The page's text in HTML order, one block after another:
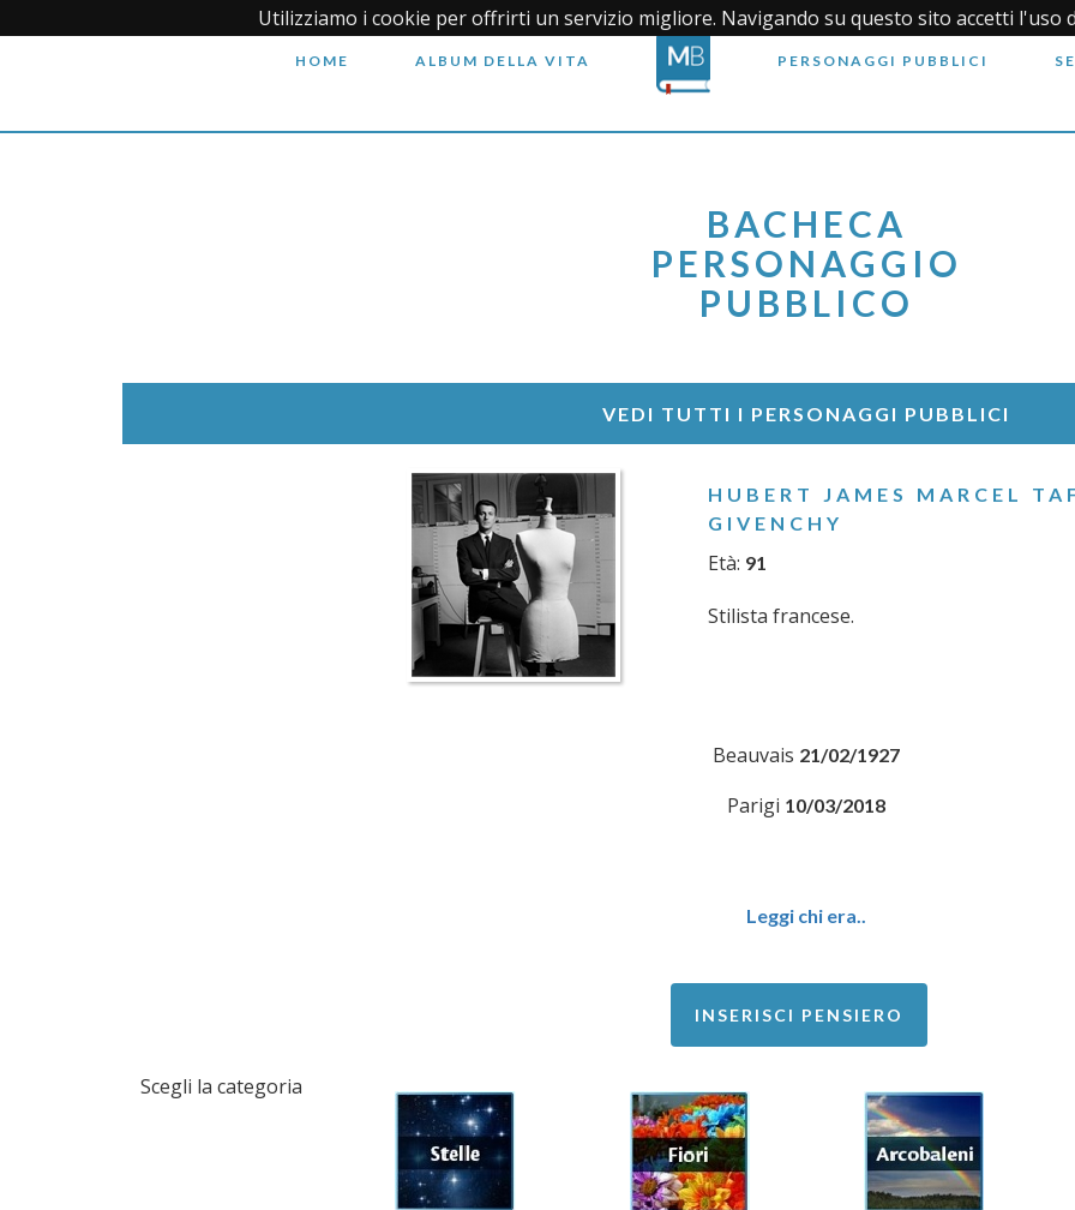
Utilizziamo i cookie per offrirti un servizio migliore. Navigando su questo sito accetti l'uso
HOME ALBUM DELLA VITA PERSONAGGI PUBBLICI
BACHECA
PERSONAGGIO
PUBBLICO
VEDI TUTTI I PERSONAGGI PUBBLICI
HUBERT JAMES MARCEL
GIVENCHY
Età: 91
Stilista francese.
Beauvais 21/02/1927
Parigi 10/03/2018
Leggi chi era..
INSERISCI PENSIERO
Scegli la categoria